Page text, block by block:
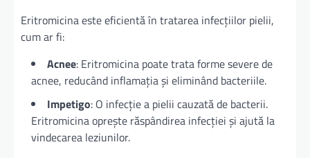
Eritromicina este eficientă în tratarea infecțiilor pielii,
cum ar fi:
Acnee: Eritromicina poate trata forme severe de
acnee, reducând inflamația și eliminând bacteriile.
Impetigo: O infecție a pielii cauzată de bacterii.
Eritromicina oprește răspândirea infecției și ajută la
vindecarea leziunilor.